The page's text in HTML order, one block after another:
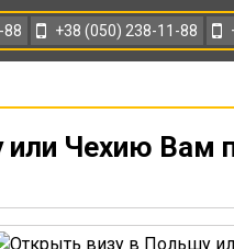
88 +38 (050) 238-11-88
Чехию Вам